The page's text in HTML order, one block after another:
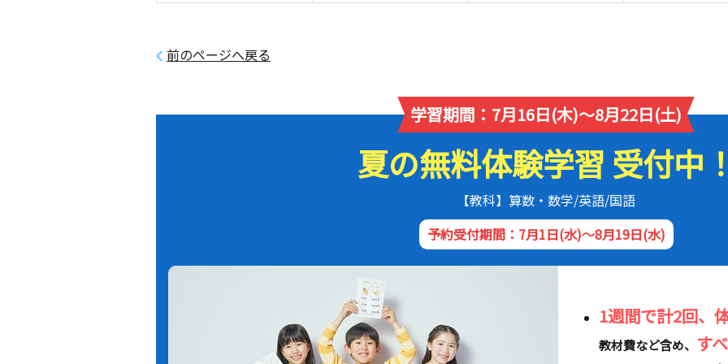
前のページへ戻る
学習期間：7月16日(木)～8月22日(土)
夏の無料体験学習 受付中
【教科】算数・数学/英語/国語
予約受付期間：7月1日(水)～8月19日(水)
1週間で計2回、
教材費など含め、 す